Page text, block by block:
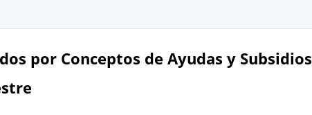
por Conceptos de Ayudas y Subsidios